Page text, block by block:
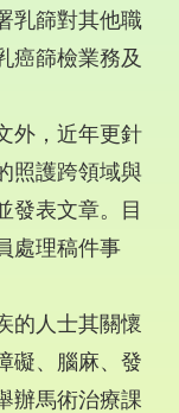
乳篩對其他職
癌篩檢業務及
外，近年更針
照護跨領域與
發表文章。目
處理稿件事
的人士其關懷
礙、腦麻、發
辦馬術治療課